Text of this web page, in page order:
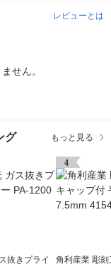
レビューとは
せん。
グ もっと見る
抜きプライ
4
角利産業 彫刻